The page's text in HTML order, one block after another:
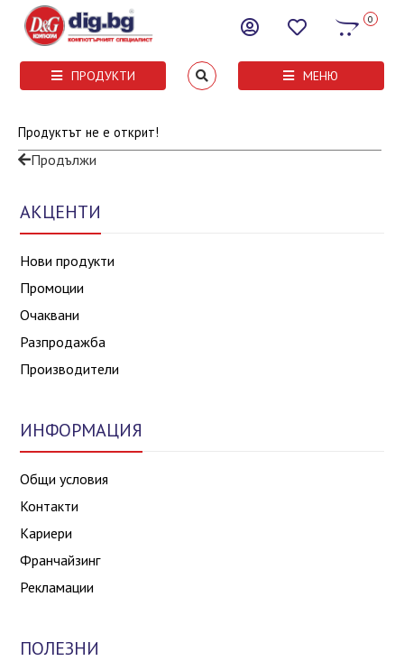
0
ПРОДУКТИ МЕНЮ
Продуктът не е открит!
Продължи
АКЦЕНТИ
Нови продукти
Промоции
Очаквани
Разпродажба
Производители
ИНФОРМАЦИЯ
Общи условия
Контакти
Кариери
Франчайзинг
Рекламации
ПОЛЕЗНИ